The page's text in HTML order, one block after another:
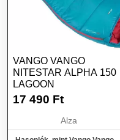
VANGO VANGO
NITESTAR ALPHA 150
LAGOON
17 490 Ft
Alza